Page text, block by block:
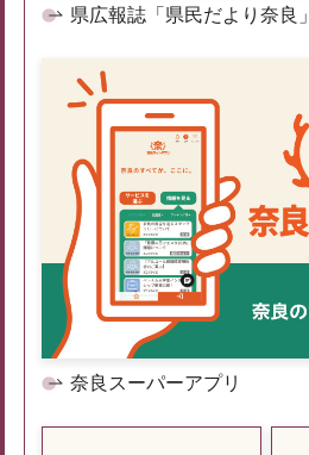
県広報誌「県民だより奈良」
奈良スーパーアプリ